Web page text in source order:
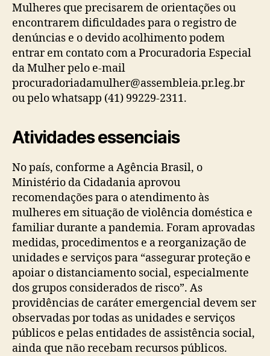
Mulheres que precisarem de orientações ou
encontrarem dificuldades para o registro de
denúncias e o devido acolhimento podem
entrar em contato com a Procuradoria Especial
da Mulher pelo e-mail
procuradoriadamulher@assembleia.pr.leg.br
ou pelo whatsapp (41) 99229-2311.
Atividades essenciais
No país, conforme a Agência Brasil, o
Ministério da Cidadania aprovou
recomendações para o atendimento às
mulheres em situação de violência doméstica e
familiar durante a pandemia. Foram aprovadas
medidas, procedimentos e a reorganização de
unidades e serviços para “assegurar proteção e
apoiar o distanciamento social, especialmente
dos grupos considerados de risco”. As
providências de caráter emergencial devem ser
observadas por todas as unidades e serviços
públicos e pelas entidades de assistência social,
ainda que não recebam recursos públicos.